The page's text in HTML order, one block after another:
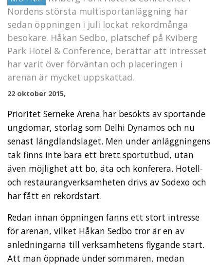
Nordens största multisportanläggning har
sedan öppningen i juli lockat rekordmånga
besökare. Håkan Sedbo, platschef på Kviberg
Park Hotel & Conference, berättar att intresset
har varit över förväntan och placeringen i
arenan är mycket uppskattad.
22 oktober 2015,
Prioritet Serneke Arena har besökts av sportande
ungdomar, storlag som Delhi Dynamos och nu
senast längdlandslaget. Men under anläggningens
tak finns inte bara ett brett sportutbud, utan
även möjlighet att bo, äta och konferera. Hotell-
och restaurangverksamheten drivs av Sodexo och
har fått en rekordstart.
Redan innan öppningen fanns ett stort intresse
för arenan, vilket Håkan Sedbo tror är en av
anledningarna till verksamhetens flygande start.
Att man öppnade under sommaren, medan